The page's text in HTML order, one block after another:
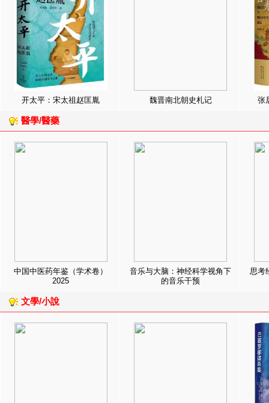
开太平：宋太祖赵匡胤 魏晋南北朝史札记 张
醫學/醫藥
中国中医药年鉴（学术卷）
2025
音乐与大脑：神经科学视角下
的音乐干预
思考
文學/小說